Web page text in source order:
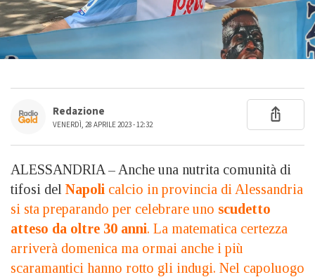
Redazione
VENERDÌ, 28 APRILE 2023 - 12:32
ALESSANDRIA – Anche una nutrita comunità di
tifosi del Napoli calcio in provincia di Alessandria
si sta preparando per celebrare uno scudetto
atteso da oltre 30 anni. La matematica certezza
arriverà domenica ma ormai anche i più
scaramantici hanno rotto gli indugi. Nel capoluogo